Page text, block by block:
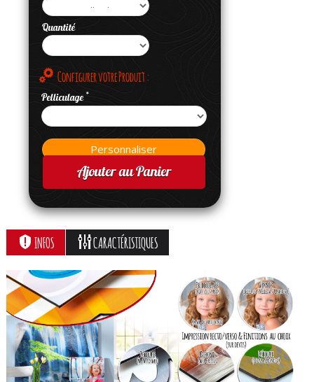
Quantité
Configurer votre Produit :
Pelliculage *
Ajouter au Panier
INFOS CARACTÉRISTIQUES